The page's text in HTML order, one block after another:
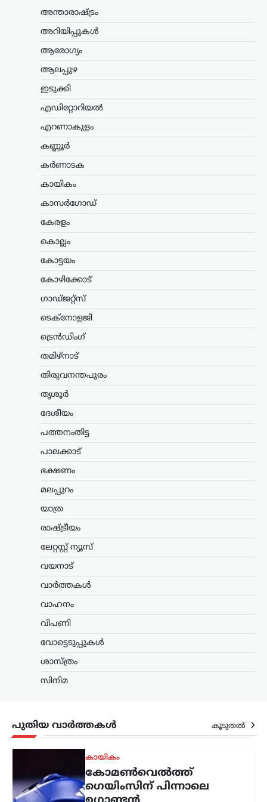
അന്താരാഷ്ട്രം
അറിയിപ്പുകൾ
ആരോഗ്യം
ആലപ്പുഴ
ഇടുക്കി
എഡിറ്റോറിയൽ
എറണാകുളം
കണ്ണൂർ
കർണാടക
കായികം
കാസർഗോഡ്
കേരളം
കൊല്ലം
കോട്ടയം
കോഴിക്കോട്
ഗാഡ്ജറ്റ്സ്
ടെക്നോളജി
ട്രെൻഡിംഗ്
തമിഴ്നാട്
തിരുവനന്തപുരം
തൃശൂർ
ദേശീയം
പത്തനംതിട്ട
പാലക്കാട്
ഭക്ഷണം
മലപ്പുറം
യാത്ര
രാഷ്ട്രീയം
ലേറ്റസ്റ്റ് ന്യൂസ്
വയനാട്
വാർത്തകൾ
വാഹനം
വിപണി
വോട്ടെടുപ്പുകൾ
ശാസ്ത്രം
സിനിമ
പുതിയ വാർത്തകൾ കൂടുതൽ
2026 കോമൺവെൽത്ത് ഗെയിംസിൽ
പങ്കെടുത്ത ഉഗാണ്ടൻ ബോക്സിംഗ്
ടീമിലെ നാല് അംഗങ്ങളെ
കാണാതായതായി റിപ്പോർട്ട്.
അന്വേഷണം ആരംഭിച്ചതായി അറിയിച്ചു.
കേരളം,തിരുവനന്തപുരം,ലേറ്റസ്റ്റ് ന്യൂസ്
ക്ഷേമപെൻഷൻ
വിതരണത്തിൽ മാറ്റം;
ഒഴിവാക്കി; ഇനി തുക
ന്യൂസ് ഡെസ്ക്
ബാങ്കുകൾ മുഖേന
പെൻഷൻ എത്തിക്കുന്ന രീതി
അവസാനിപ്പിച്ച്, തുക നേരിട്ട്…
ട്രെൻഡിംഗ്,ദേശീയം,ലേറ്റസ്റ്റ് ന്യൂസ്
ജെൻ Zഉം ജെൻ
സംവിധാനത്തിൽ
പരിഷ്കാരം വേണം:
രാജ്യത്തെ യുവതലമുറയെയും
വിദ്യാഭ്യാസ സമ്പ്രദായത്തെയും കുറിച്ച്
ആർ.എസ്.എസ് മേധാവി മോഹൻ
സത്യസന്ധതയും തുറന്ന മനസും ‘ജെൻ
ലേറ്റസ്റ്റ് ന്യൂസ്
സൂപ്പ് കുടിക്കാൻ
സർക്കാർ നിർദേശം;
ഉപദേശം ചർച്ചയാകുന്നു
ന്യൂസ് ഡെസ്ക്
ഓഗസ്റ്റ്‌ 6, 2026
ഉത്തരകൊറിയയിൽ അനുഭവപ്പെടുന്ന
പൊതുജനങ്ങൾക്കായി സർക്കാർ
ദോഷഫലങ്ങൾ കുറയ്ക്കാനുമായി
നായിറച്ചി…
കായികം
കോമൺവെൽത്ത്
ഗെയിംസിന് പിന്നാലെ